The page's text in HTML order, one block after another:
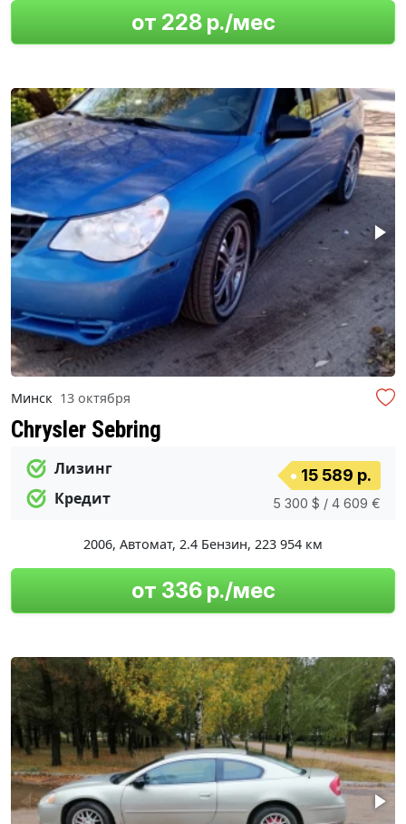
от 228 р./мес
Минск 13 октября
Chrysler Sebring
Лизинг
Кредит
15 589 р.
5 300 $ / 4 609 €
2006, Автомат, 2.4 Бензин, 223 954 км
от 336 р./мес